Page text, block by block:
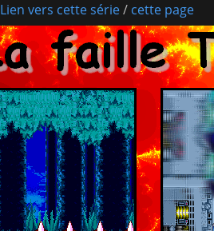
Lien vers cette série/ cette page